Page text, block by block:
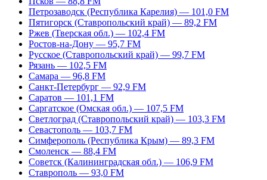
Петрозаводск (Республика Карелия) — 101,0 FM
Пятигорск (Ставропольский край) — 89,2 FM
Ржев (Тверская обл.) — 102,4 FM
Ростов-на-Дону — 95,7 FM
Русское (Ставропольский край) — 99,7 FM
Рязань — 102,5 FM
Самара — 96,8 FM
Санкт-Петербург — 92,9 FM
Саратов — 101,1 FM
Саргатское (Омская обл.) — 107,5 FM
Светлоград (Ставропольский край) — 103,3 FM
Севастополь — 103,7 FM
Симферополь (Республика Крым) — 89,3 FM
Смоленск — 88,4 FM
Советск (Калининградская обл.) — 106,9 FM
Ставрополь — 93,0 FM